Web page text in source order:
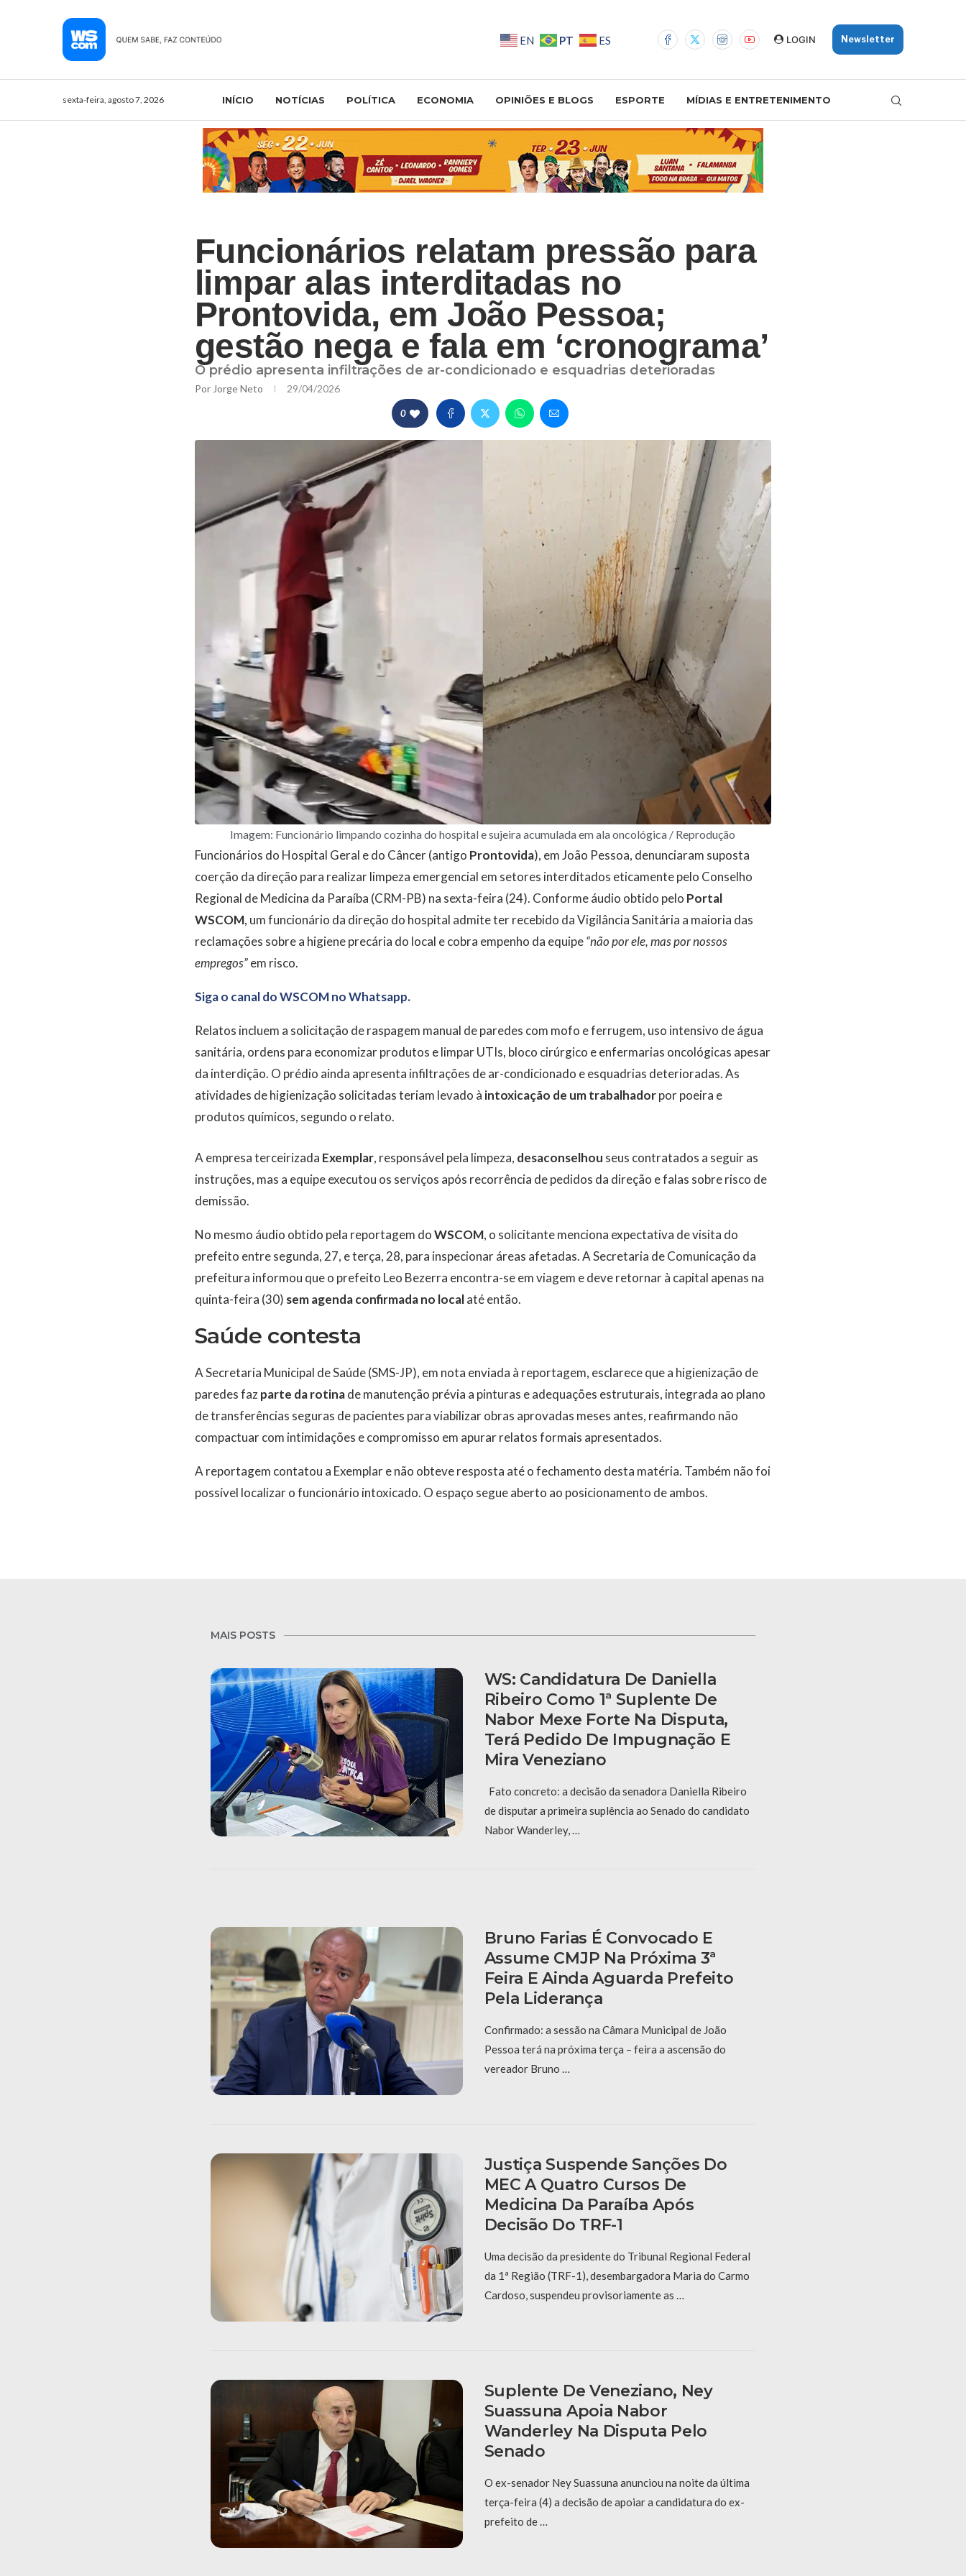
EN PT ES LOGIN Newsletter
sexta-feira, agosto 7, 2026 INÍCIO NOTÍCIAS POLÍTICA ECONOMIA OPINIÕES E BLOGS ESPORTE MÍDIAS E ENTRETENIMENTO
Funcionários relatam pressão para
limpar alas interditadas no
Prontovida, em João Pessoa;
gestão nega e fala em ‘cronograma’
O prédio apresenta infiltrações de ar-condicionado e esquadrias deterioradas
Por Jorge Neto 29/04/2026
0
Imagem: Funcionário limpando cozinha do hospital e sujeira acumulada em ala oncológica / Reprodução
Funcionários do Hospital Geral e do Câncer (antigo Prontovida), em João Pessoa, denunciaram suposta
coerção da direção para realizar limpeza emergencial em setores interditados eticamente pelo Conselho
Regional de Medicina da Paraíba (CRM-PB) na sexta-feira (24). Conforme áudio obtido pelo Portal
WSCOM, um funcionário da direção do hospital admite ter recebido da Vigilância Sanitária a maioria das
reclamações sobre a higiene precária do local e cobra empenho da equipe“não por ele, mas por nossos
empregos”em risco.
Siga o canal do WSCOM no Whatsapp.
Relatos incluem a solicitação de raspagem manual de paredes com mofo e ferrugem, uso intensivo de água
sanitária, ordens para economizar produtos e limpar UTIs, bloco cirúrgico e enfermarias oncológicas apesar
da interdição. O prédio ainda apresenta infiltrações de ar-condicionado e esquadrias deterioradas. As
atividades de higienização solicitadas teriam levado à intoxicação de um trabalhadorpor poeira e
produtos químicos, segundo o relato.
A empresa terceirizada Exemplar, responsável pela limpeza, desaconselhou seus contratados a seguir as
instruções, mas a equipe executou os serviços após recorrência de pedidos da direção e falas sobre risco de
demissão.
No mesmo áudio obtido pela reportagem doWSCOM, o solicitante menciona expectativa de visita do
prefeito entre segunda, 27, e terça, 28, para inspecionar áreas afetadas. A Secretaria de Comunicação da
prefeitura informou que o prefeito Leo Bezerra encontra-se em viagem e deve retornar à capital apenas na
quinta-feira (30) sem agenda confirmada no localaté então.
Saúde contesta
A Secretaria Municipal de Saúde (SMS-JP), em nota enviada à reportagem, esclarece que a higienização de
paredes fazparte da rotinade manutenção prévia a pinturas e adequações estruturais, integrada ao plano
de transferências seguras de pacientes para viabilizar obras aprovadas meses antes, reafirmando não
compactuar com intimidações e compromisso em apurar relatos formais apresentados.
A reportagem contatou a Exemplar e não obteve resposta até o fechamento desta matéria. Também não foi
possível localizar o funcionário intoxicado. O espaço segue aberto ao posicionamento de ambos.
MAIS POSTS
WS: Candidatura De Daniella
Ribeiro Como 1ª Suplente De
Nabor Mexe Forte Na Disputa,
Terá Pedido De Impugnação E
Mira Veneziano
Fato concreto: a decisão da senadora Daniella Ribeiro
de disputar a primeira suplência ao Senado do candidato
Nabor Wanderley, …
Bruno Farias É Convocado E
Assume CMJP Na Próxima 3ª
Feira E Ainda Aguarda Prefeito
Pela Liderança
Confirmado: a sessão na Câmara Municipal de João
Pessoa terá na próxima terça – feira a ascensão do
vereador Bruno …
Justiça Suspende Sanções Do
MEC A Quatro Cursos De
Medicina Da Paraíba Após
Decisão Do TRF-1
Uma decisão da presidente do Tribunal Regional Federal
da 1ª Região (TRF-1), desembargadora Maria do Carmo
Cardoso, suspendeu provisoriamente as …
Suplente De Veneziano, Ney
Suassuna Apoia Nabor
Wanderley Na Disputa Pelo
Senado
O ex-senador Ney Suassuna anunciou na noite da última
terça-feira (4) a decisão de apoiar a candidatura do ex-
prefeito de …